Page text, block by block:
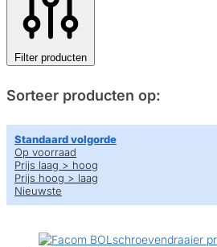
Filter producten
Sorteer producten op:
Standaard volgorde
Op voorraad
Prijs laag > hoog
Prijs hoog > laag
Nieuwste